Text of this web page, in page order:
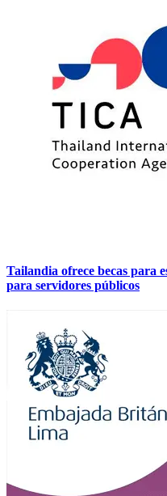
Tailandia ofrece becas para
para servidores públicos